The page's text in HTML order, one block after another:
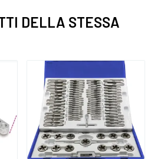
DELLA STESSA